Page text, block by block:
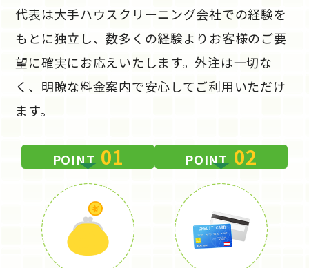
代表は大手ハウスクリーニング会社での経験を
もとに独立し、数多くの経験よりお客様のご要
望に確実にお応えいたします。外注は一切な
く、明瞭な料金案内で安心してご利用いただけ
ます。
POINT 01 POINT 02